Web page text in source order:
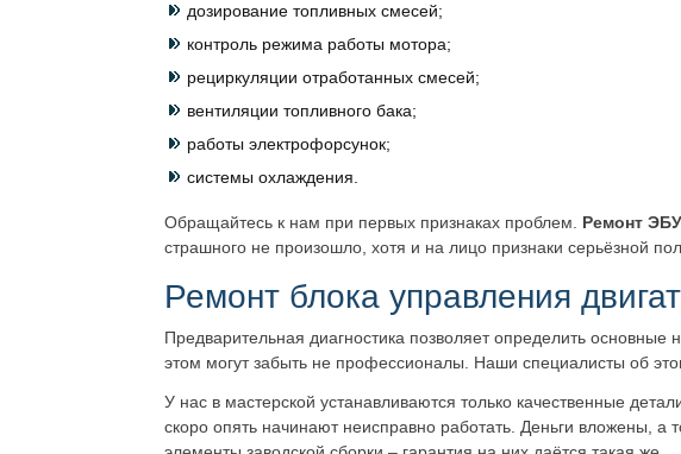
дозирование топливных смесей;
контроль режима работы мотора;
рециркуляции отработанных смесей;
вентиляции топливного бака;
работы электрофорсунок;
системы охлаждения.
Обращайтесь к нам при первых признаках проблем. Ремонт
страшного не произошло, хотя и на лицо признаки серьёзной
Ремонт блока управления
Предварительная диагностика позволяет определить
этом могут забыть не профессионалы. Наши специалисты об
У нас в мастерской устанавливаются только качественные
скоро опять начинают неисправно работать. Деньги вложены, а